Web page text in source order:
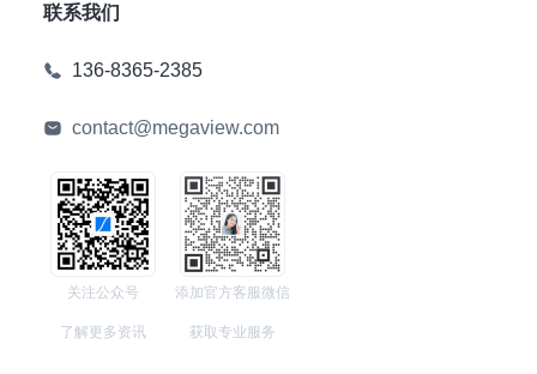
联系我们
136-8365-2385
contact@megaview.com
关注公众号
了解更多资讯
添加官方客服微信
获取专业服务